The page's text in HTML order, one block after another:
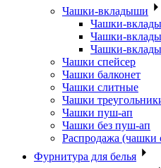
Чашки-вкладыши
Чашки-
Чашки-
Чашки-
Чашки спейсер
Чашки балконет
Чашки слитные
Чашки
Чашки пуш-ап
Чашки без пуш-ап
Распродажа (чашки
Фурнитура для белья